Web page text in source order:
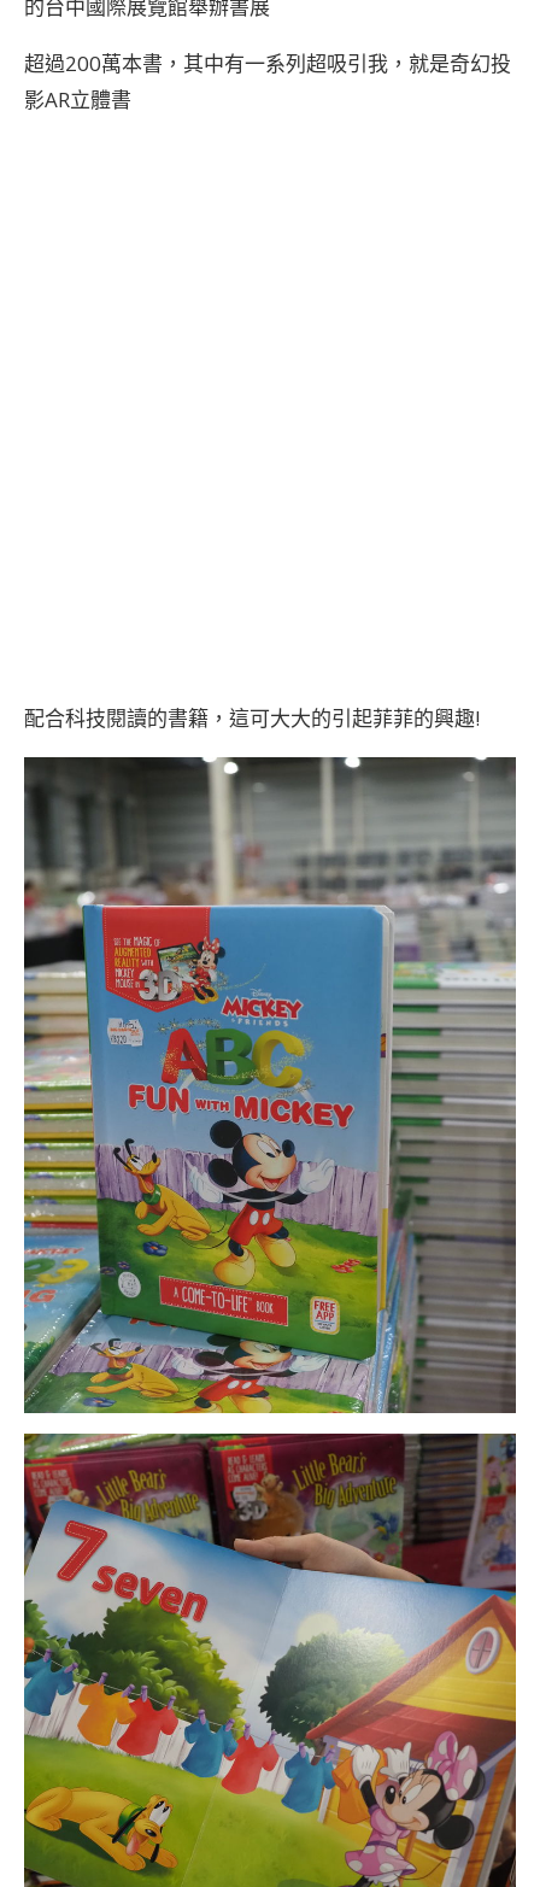
的台中國際展覽館舉辦書展
超過200萬本書，其中有一系列超吸引我，就是奇幻投
影AR立體書
配合科技閱讀的書籍，這可大大的引起菲菲的興趣!